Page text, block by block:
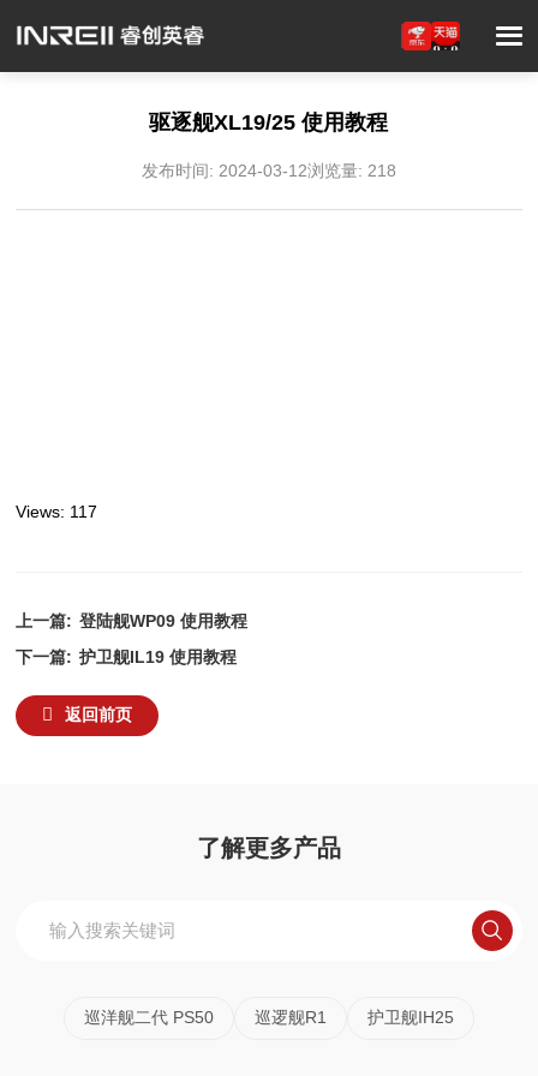
驱逐舰XL19/25 使用教程
发布时间: 2024-03-12浏览量: 218
Views: 117
上一篇: 登陆舰WP09 使用教程
下一篇: 护卫舰IL19 使用教程
返回前页
了解更多产品
巡洋舰二代 PS50 巡逻舰R1 护卫舰IH25